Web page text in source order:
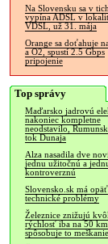
Na Slovensku sa v
vypína ADSL v
VDSL, už 31. mája
Orange sa doťahuje
a O2, spustí 2.5 Gbps
pripojenie
Top správy
Maďarsko jadrovú
nakoniec kompletne
neodstavilo,
tok Dunaja
Alza nasadila dve
jednu užitočnú a
kontroverznú
Slovensko.sk má opäť
technické problémy
Železnice znižujú
rýchlosť iba na 50
spôsobuje to meškanie